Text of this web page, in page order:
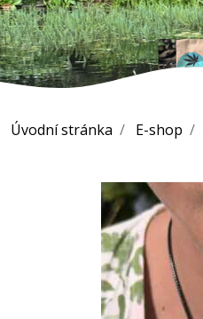
Úvodní stránka E-shop